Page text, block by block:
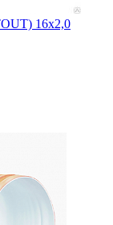
16х2,0